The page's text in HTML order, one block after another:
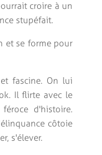
croire à un
stupéfait.
et se forme pour
fascine. On lui
Il flirte avec le
d'histoire.
côtoie
s'élever.